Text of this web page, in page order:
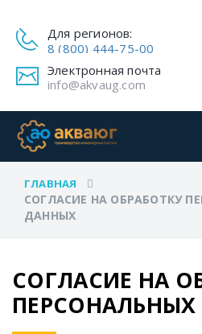
Для регионов:
8 (800) 444-75-00
Электронная почта
info@akvaug.com
ГЛАВНАЯ
СОГЛАСИЕ НА ОБРАБОТКУ
ДАННЫХ
СОГЛАСИЕ НА